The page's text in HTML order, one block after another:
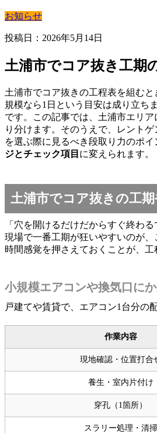
お知らせ
投稿日：2026年5月14日
土浦市でコア抜き工期
土浦市でコア抜きの工程表を組む
規模なら1日という目安は成り立ち
です。この記事では、土浦市エリ
り分けます。そのうえで、レント
を選ぶ際に見るべき段取り力のポ
ジとチェック項目 に変えられます。
土浦市でコア抜きの工
「穴を開けるだけだからすぐ終わる
現場で一番工期が狂いやすいのが
時間感覚を押さえておくことが、工
小規模エアコンや換気口に
戸建てや賃貸で、エアコン1台分の
作業内容
現地確認・位置打合
養生・室内片付け
穿孔（1箇所）
スラリー処理・清掃